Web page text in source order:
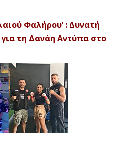
Φαλήρου’ : Δυνατή
για τη Δανάη Αντύπα στο